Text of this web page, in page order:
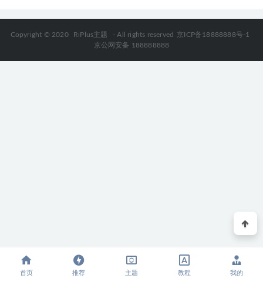
Copyright © 2020 RiPlus主题 - All rights reserved
京ICP备18888888号-1
京公网安备 188888888
首页 推荐 主题 教程 我的